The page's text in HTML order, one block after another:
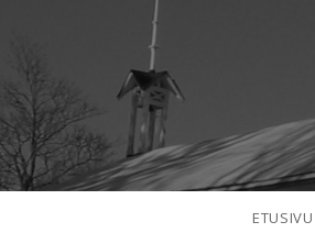
ETUSIVU